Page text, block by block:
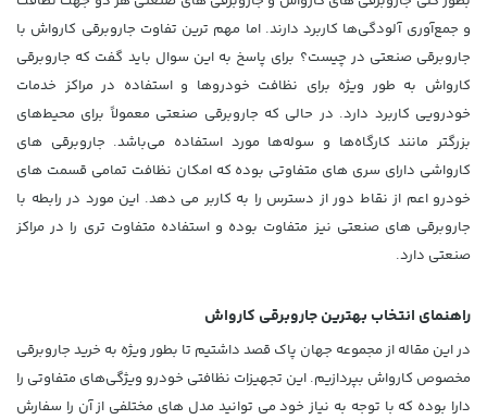
و جمع‌آوری آلودگی‌ها کاربرد دارند. اما مهم ترین تفاوت جاروبرقی کارواش با
جاروبرقی صنعتی در چیست؟ برای پاسخ به این سوال باید گفت که جاروبرقی
کارواش به طور ویژه برای نظافت خودروها و استفاده در مراکز خدمات
خودرویی کاربرد دارد. در حالی که جاروبرقی صنعتی معمولاً برای محیط‌های
بزرگتر مانند کارگاه‌ها و سوله‌ها مورد استفاده می‌باشد. جاروبرقی های
کارواشی دارای سری های متفاوتی بوده که امکان نظافت تمامی قسمت های
خودرو اعم از نقاط دور از دسترس را به کاربر می دهد. این مورد در رابطه با
جاروبرقی های صنعتی نیز متفاوت بوده و استفاده متفاوت تری را در مراکز
صنعتی دارد.
راهنمای انتخاب بهترین جاروبرقی کارواش
در این مقاله از مجموعه جهان پاک قصد داشتیم تا بطور ویژه به خرید جاروبرقی
مخصوص کارواش بپردازیم. این تجهیزات نظافتی خودرو ویژگی‌های متفاوتی را
دارا بوده که با توجه به نیاز خود می توانید مدل های مختلفی از آن را سفارش